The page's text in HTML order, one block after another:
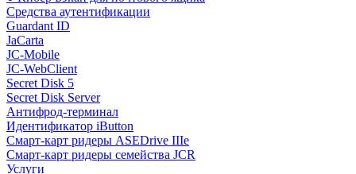
Средства аутентификации
Guardant ID
JaCarta
JC-Mobile
JC-WebClient
Secret Disk 5
Secret Disk Server
Антифрод-терминал
Идентификатор iButton
Смарт-карт ридеры ASEDrive IIIe
Смарт-карт ридеры семейства JCR
Услуги